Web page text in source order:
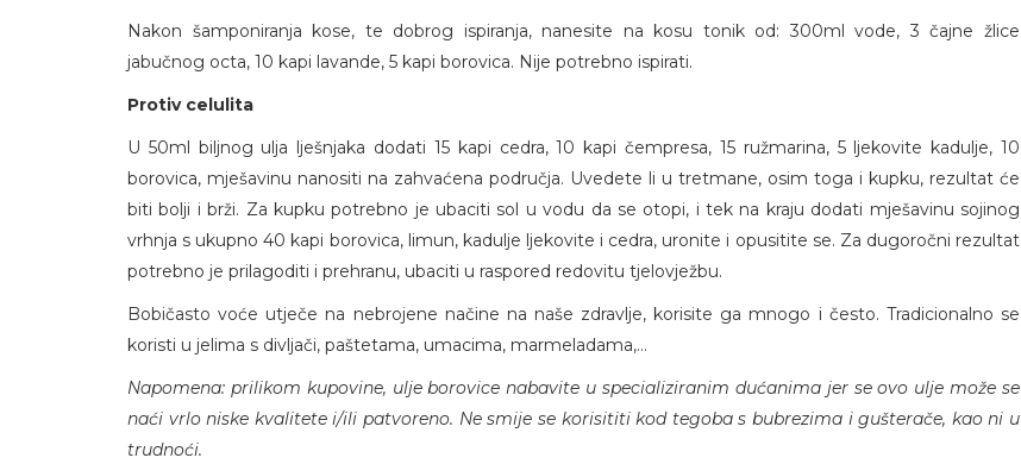
Nakon šamponiranja kose, te dobrog ispiranja, nanesite na kosu tonik od: 300ml vode, 3 čajne žlice
jabučnog octa, 10 kapi lavande, 5 kapi borovica. Nije potrebno ispirati.
Protiv celulita
U 50ml biljnog ulja lješnjaka dodati 15 kapi cedra, 10 kapi čempresa, 15 ružmarina, 5 ljekovite kadulje, 10
borovica, mješavinu nanositi na zahvaćena područja. Uvedete li u tretmane, osim toga i kupku, rezultat će
biti bolji i brži. Za kupku potrebno je ubaciti sol u vodu da se otopi, i tek na kraju dodati mješavinu sojinog
vrhnja s ukupno 40 kapi borovica, limun, kadulje ljekovite i cedra, uronite i opusitite se. Za dugoročni rezultat
potrebno je prilagoditi i prehranu, ubaciti u raspored redovitu tjelovježbu.
Bobičasto voće utječe na nebrojene načine na naše zdravlje, korisite ga mnogo i često. Tradicionalno se
koristi u jelima s divljači, paštetama, umacima, marmeladama,...
Napomena: prilikom kupovine, ulje borovice nabavite u specializiranim dućanima jer se ovo ulje može se
naći vrlo niske kvalitete i/ili patvoreno. Ne smije se korisititi kod tegoba s bubrezima i gušterače, kao ni u
trudnoći.